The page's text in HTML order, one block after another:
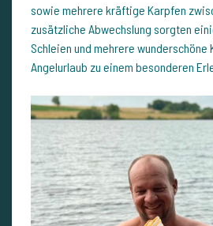
sowie mehrere kräftige Karpfen
zusätzliche Abwechslung sorgten
Schleien und mehrere
Angelurlaub zu einem besonderen